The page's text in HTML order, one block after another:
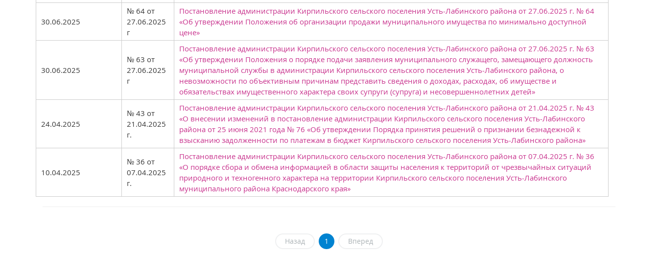
30.06.2025
№ 64 от
27.06.2025
г
Постановление администрации Кирпильского сельского поселения Усть-Лабинского района от 27.06.2025 г. № 64
«Об утверждении Положения об организации продажи муниципального имущества по минимально доступной
цене»
30.06.2025
№ 63 от
27.06.2025
г
Постановление администрации Кирпильского сельского поселения Усть-Лабинского района от 27.06.2025 г. № 63
«Об утверждении Положения о порядке подачи заявления муниципального служащего, замещающего должность
муниципальной службы в администрации Кирпильского сельского поселения Усть-Лабинского района, о
невозможности по объективным причинам представить сведения о доходах, расходах, об имуществе и
обязательствах имущественного характера своих супруги (супруга) и несовершеннолетних детей»
24.04.2025
№ 43 от
21.04.2025
г.
Постановление администрации Кирпильского сельского поселения Усть-Лабинского района от 21.04.2025 г. № 43
«О внесении изменений в постановление администрации Кирпильского сельского поселения Усть-Лабинского
района от 25 июня 2021 года № 76 «Об утверждении Порядка принятия решений о признании безнадежной к
взысканию задолженности по платежам в бюджет Кирпильского сельского поселения Усть-Лабинского района»
10.04.2025
№ 36 от
07.04.2025
г.
Постановление администрации Кирпильского сельского поселения Усть-Лабинского района от 07.04.2025 г. № 36
«О порядке сбора и обмена информацией в области защиты населения к территорий от чрезвычайных ситуаций
природного и техногенного характера на территории Кирпильского сельского поселения Усть-Лабинского
муниципального района Краснодарского края»
Назад 1 Вперед